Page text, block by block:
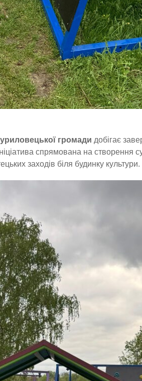
громади добігає
спрямована на створення
заходів біля будинку культури.